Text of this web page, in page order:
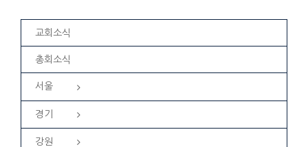
교회소식
총회소식
서울
경기
강원